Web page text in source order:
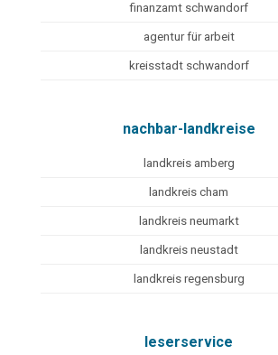
finanzamt schwandorf
agentur für arbeit
kreisstadt schwandorf
nachbar-landkreise
landkreis amberg
landkreis cham
landkreis neumarkt
landkreis neustadt
landkreis regensburg
leserservice